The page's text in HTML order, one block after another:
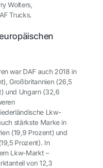
Wolters,
Trucks.
war DAF auch 2018 in
Großbritannien (26,5
und Ungarn (32,6
Lkw-
stärkste Marke in
(19,9 Prozent) und
Prozent). In
Lkw-Markt –
von 12,3